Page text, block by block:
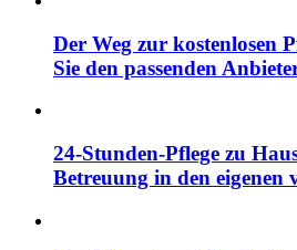
Der Weg zur kostenlosen
Sie den passenden
24-Stunden-Pflege zu
Betreuung in den eigenen